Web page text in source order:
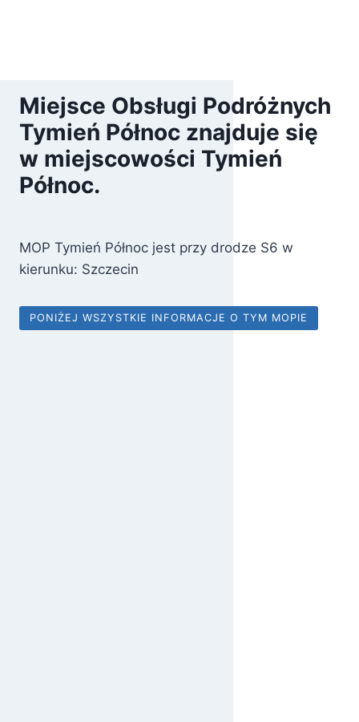
Miejsce Obsługi Podróżnych
Tymień Północ znajduje się
w miejscowości Tymień
Północ.
MOP Tymień Północ jest przy drodze S6 w
kierunku: Szczecin
PONIŻEJ WSZYSTKIE INFORMACJE O TYM MOPIE